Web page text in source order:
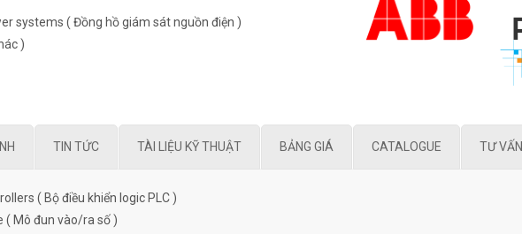
systems ( Đồng hồ giám sát nguồn điện )
)
TIN TỨC TÀI LIỆU KỸ THUẬT BẢNG GIÁ CATALOGUE TƯ VẤN
( Bộ điều khiển logic PLC )
( Mô đun vào/ra số )